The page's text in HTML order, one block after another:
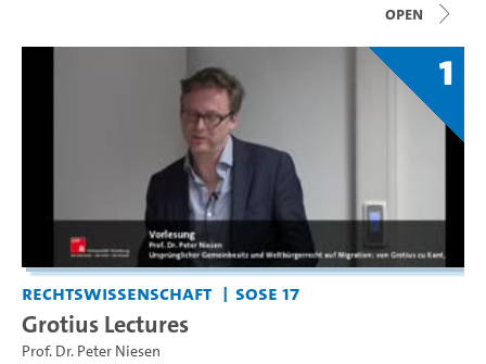
open
1
Rechtswissenschaft SoSe 17
Grotius Lectures
Prof. Dr. Peter Niesen